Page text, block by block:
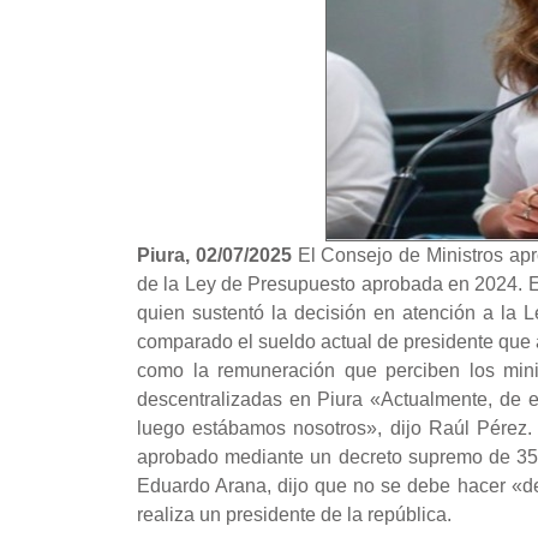
Piura, 02/07/2025 El Consejo de Ministros
de la Ley de Presupuesto aprobada en 2024.
quien sustentó la decisión en atención a la
comparado el sueldo actual de presidente
como la remuneración que perciben los
descentralizadas en Piura «Actualmente,
luego estábamos nosotros», dijo Raúl
aprobado mediante un decreto supremo de
Eduardo Arana, dijo que no se debe hacer
realiza un presidente de la república.